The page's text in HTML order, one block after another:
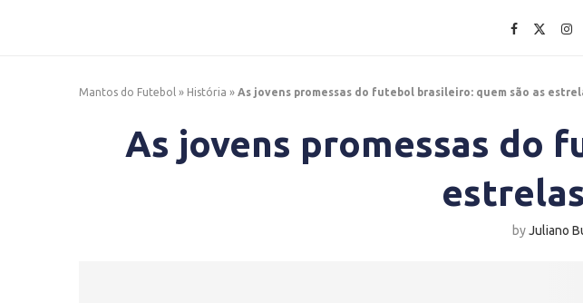
Mantos do Futebol » História » As jovens promessas do futebol brasileiro: quem são as
As jovens promessas do
byJuliano